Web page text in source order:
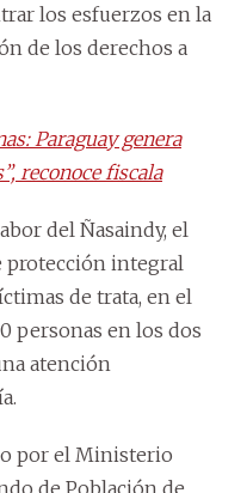
los esfuerzos en la
de los derechos a
Paraguay genera
reconoce fiscala
del Ñasaindy, el
protección integral
de trata, en el
personas en los dos
atención
por el Ministerio
de Población de